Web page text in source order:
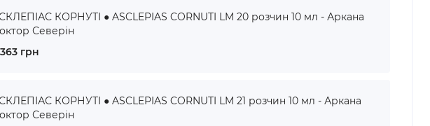
КОРНУТІ ● ASCLEPIAS CORNUTI LM 20 розчин 10 мл - Аркана
Северін
грн
КОРНУТІ ● ASCLEPIAS CORNUTI LM 21 розчин 10 мл - Аркана
Северін